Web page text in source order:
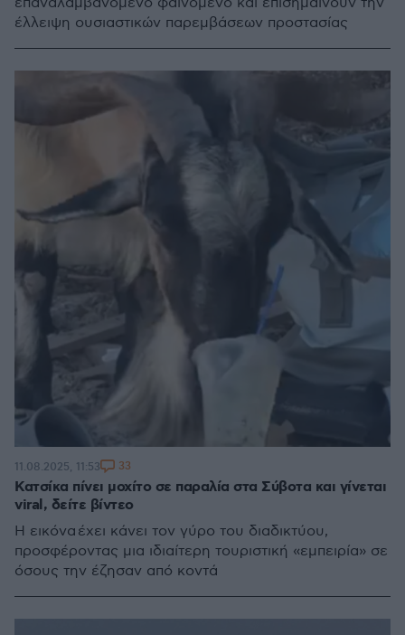
έλλειψη ουσιαστικών παρεμβάσεων προστασίας
Κατσίκα πίνει μοχίτο σε παραλία στα Σύβοτα και γίνεται
viral, δείτε βίντεο
Η εικόνα έχει κάνει τον γύρο του διαδικτύου,
προσφέροντας μια ιδιαίτερη τουριστική «εμπειρία» σε
όσους την έζησαν από κοντά
11.08.2025, 11:53 33